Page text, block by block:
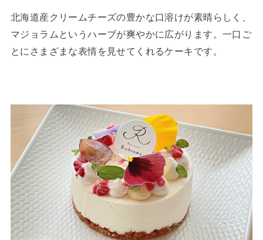
北海道産クリームチーズの豊かな口溶けが素晴らしく、
マジョラムというハーブが爽やかに広がります。一口ご
とにさまざまな表情を見せてくれるケーキです。